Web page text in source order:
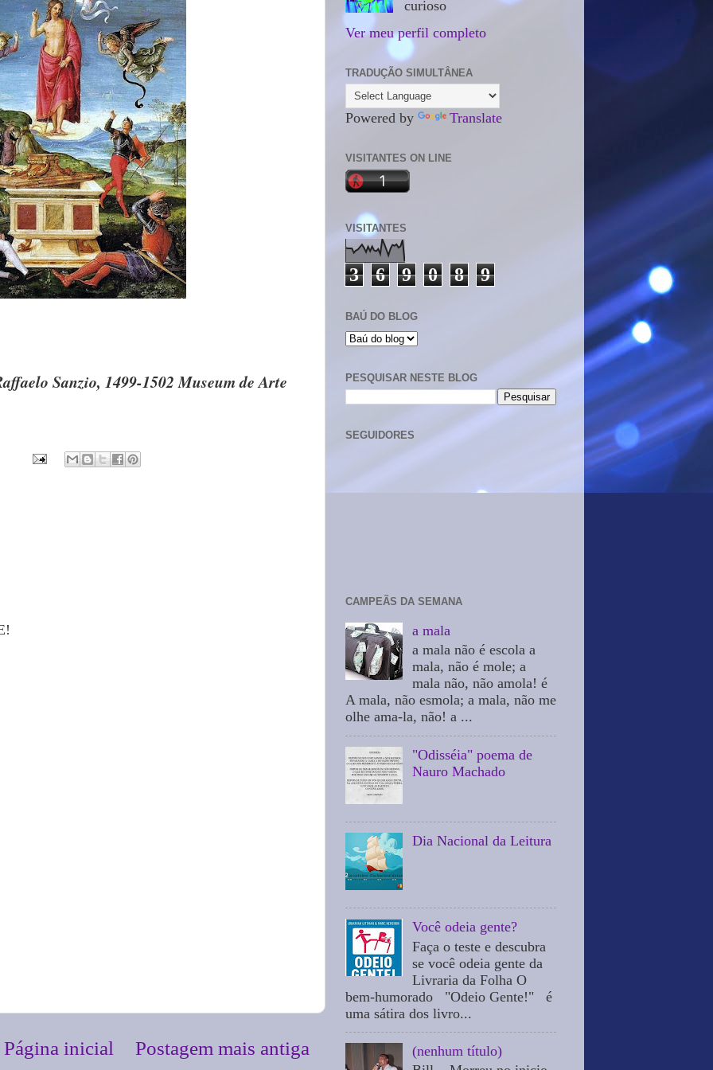
Sanzio, 1499-1502 Museum de Arte
Postagem mais antiga
Página inicial
curioso
Ver meu perfil completo
TRADUÇÃO SIMULTÂNEA
Powered by Translate
VISITANTES ON LINE
VISITANTES
3 6 9 0 8 9
BAÚ DO BLOG
PESQUISAR NESTE BLOG
SEGUIDORES
CAMPEÃS DA SEMANA
a mala
a mala não é escola a
mala, não é mole; a
mala não, não amola! é
A mala, não esmola; a mala, não me
olhe ama-la, não! a ...
"Odisséia" poema de
Nauro Machado
Dia Nacional da Leitura
Você odeia gente?
Faça o teste e descubra
se você odeia gente da
Livraria da Folha O
bem-humorado "Odeio Gente!" é
uma sátira dos livro...
(nenhum título)